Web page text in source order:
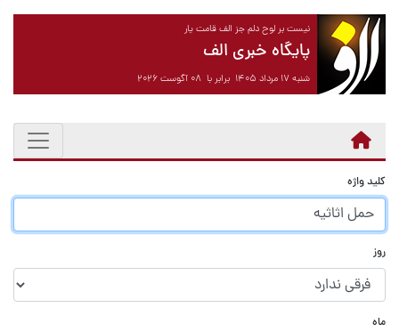
نیست بر لوح دلم جز الف قامت یار
پایگاه خبری الف
شنبه ۱۷ مرداد ۱۴۰۵ برابر با ۰۸ آگوست ۲۰۲۶
کلید واژه
روز
ماه